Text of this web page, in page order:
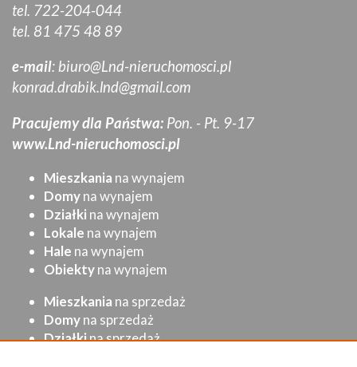
tel. 722-204-044
tel. 81 475 48 89
e-mail: biuro@Lnd-nieruchomosci.pl
konrad.drabik.lnd@gmail.com
Pracujemy dla Państwa: Pon. - Pt. 9-17
www.Lnd-nieruchomosci.pl
Mieszkania na wynajem
Domyna wynajem
Działki na wynajem
Lokale na wynajem
Hale na wynajem
Obiektyna wynajem
Mieszkania na sprzedaż
Domyna sprzedaż
Działkina sprzedaż